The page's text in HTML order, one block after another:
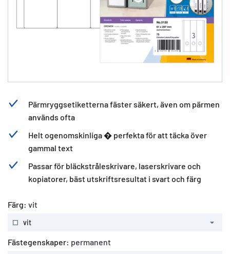
Pärmryggsetiketterna fäster säkert, även om pärmen
används ofta
Helt ogenomskinliga � perfekta för att täcka över
gammal text
Passar för bläckstråleskrivare, laserskrivare och
kopiatorer, bäst utskriftsresultat i svart och färg
Färg: vit
vit
Fästegenskaper: permanent